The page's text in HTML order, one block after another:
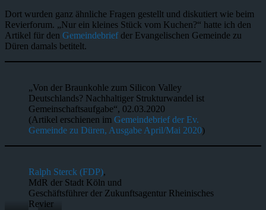
Dort wurden ganz ähnliche Fragen gestellt und diskutiert wie beim
Revierforum. „Nur ein kleines Stück vom Kuchen?“ hatte ich den
Artikel für den Gemeindebrief der Evangelischen Gemeinde zu
Düren damals betitelt.
„Von der Braunkohle zum Silicon Valley
Deutschlands? Nachhaltiger Strukturwandel ist
Gemeinschaftsaufgabe“, 02.03.2020
(Artikel erschienen im Gemeindebrief der Ev.
Gemeinde zu Düren, Ausgabe April/Mai 2020)
Ralph Sterck (FDP),
MdR der Stadt Köln und
Geschäftsführer der Zukunftsagentur Rheinisches
Revier